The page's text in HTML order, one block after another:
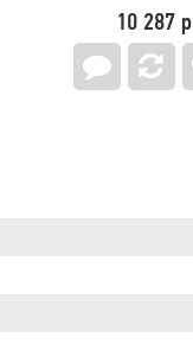
10 287 р